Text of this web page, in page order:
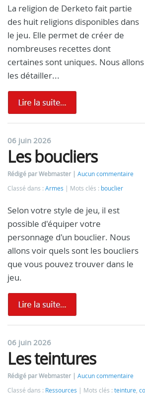
La religion de Derketo fait partie
des huit religions disponibles dans
le jeu. Elle permet de créer de
nombreuses recettes dont
certaines sont uniques. Nous allons
les détailler...
06 juin 2026
Les boucliers
Rédigé par Webmaster
Aucun commentaire
Classé dans : Armes Mots clés : bouclier
Selon votre style de jeu, il est
possible d'équiper votre
personnage d'un bouclier. Nous
allons voir quels sont les boucliers
que vous pouvez trouver dans le
jeu.
06 juin 2026
Les teintures
Rédigé par Webmaster
Aucun commentaire
Classé dans : Ressources Mots clés : teinture,